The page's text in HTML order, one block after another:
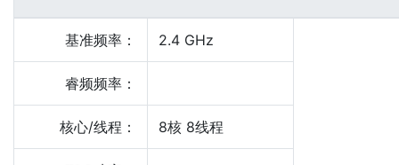
基准频率： 2.4 GHz
睿频频率：
核心/线程： 8核 8线程